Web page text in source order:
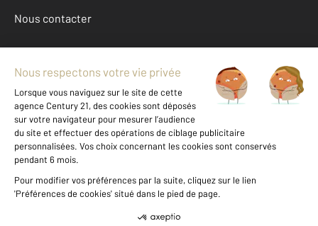
Nous contacter
Mentions légales & CGU et Barèmes d'honoraires
Données personnelles
Gestionnaire des cookies
Achat appartement autour de CHATEAUROUX (36000)